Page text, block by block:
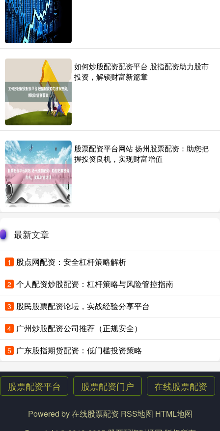
如何炒股配资配资平台 股指配资助力股市
投资，解锁财富新篇章
股票配资平台网站 扬州股票配资：助您把
握投资良机，实现财富增值
最新文章
1 股点网配资：安全杠杆策略解析
2 个人配资炒股配资：杠杆策略与风险管控指南
3 股民股票配资论坛，实战经验分享平台
4 广州炒股配资公司推荐（正规安全）
5 广东股指期货配资：低门槛投资策略
股票配资平台 股票配资门户 在线股票配资
Powered by在线股票配资 RSS地图 HTML地图